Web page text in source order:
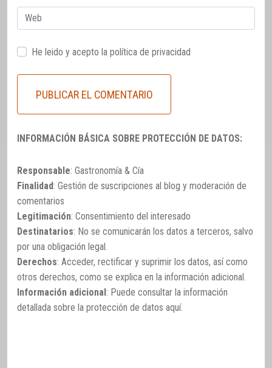
Web
He leido y acepto la política de privacidad
INFORMACIÓN BÁSICA SOBRE PROTECCIÓN DE DATOS:
Responsable: Gastronomía & Cía
Finalidad: Gestión de suscripciones al blog y moderación de
comentarios
Legitimación: Consentimiento del interesado
Destinatarios: No se comunicarán los datos a terceros, salvo
por una obligación legal.
Derechos: Acceder, rectificar y suprimir los datos, así como
otros derechos, como se explica en la información adicional.
Información adicional: Puede consultar la información
detallada sobre la protección de datos aquí.